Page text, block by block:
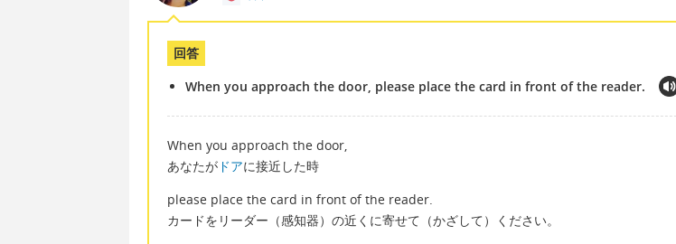
回答
When you approach the door, please place the card in front of the reader.
When you approach the door,
あなたが ドアに接近した時
please place the card in front of the reader.
カードをリーダー（感知器）の近くに寄せて（かざして）ください。